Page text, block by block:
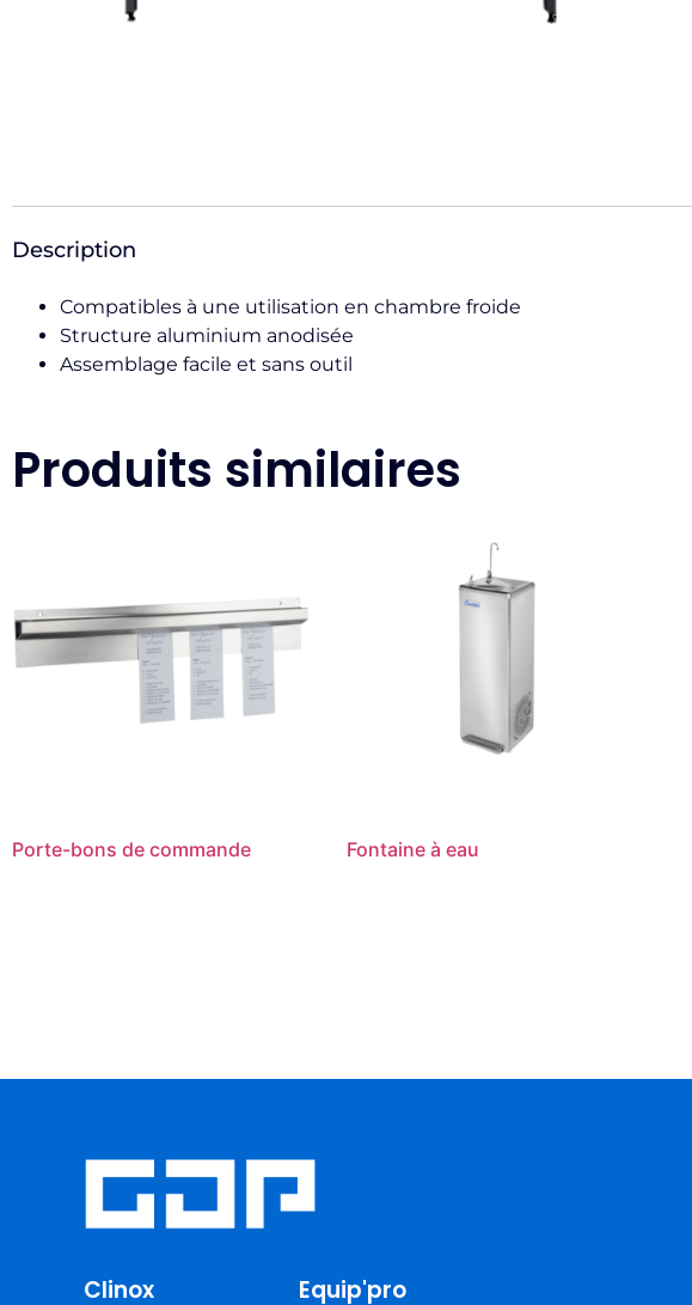
Description
Compatibles à une utilisation en chambre froide
Structure aluminium anodisée
Assemblage facile et sans outil
Produits similaires
Porte-bons de commande Fontaine à eau
Clinox Equip'pro